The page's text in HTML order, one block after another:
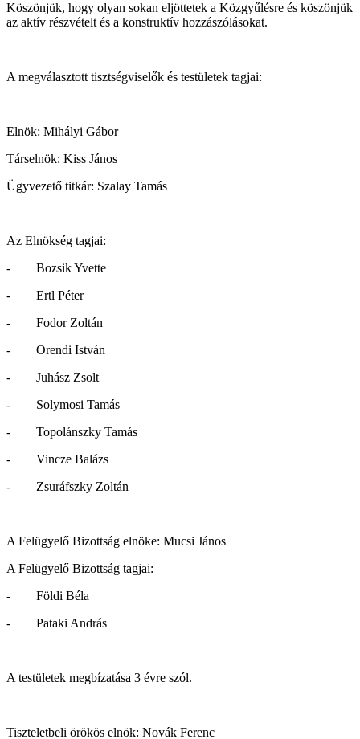
Köszönjük, hogy olyan sokan eljöttetek a Közgyűlésre és köszönjük
az aktív részvételt és a konstruktív hozzászólásokat.
A megválasztott tisztségviselők és testületek tagjai:
Elnök: Mihályi Gábor
Társelnök: Kiss János
Ügyvezető titkár: Szalay Tamás
Az Elnökség tagjai:
- Bozsik Yvette
- Ertl Péter
- Fodor Zoltán
- Orendi István
- Juhász Zsolt
- Solymosi Tamás
- Topolánszky Tamás
- Vincze Balázs
- Zsuráfszky Zoltán
A Felügyelő Bizottság elnöke: Mucsi János
A Felügyelő Bizottság tagjai:
- Földi Béla
- Pataki András
A testületek megbízatása 3 évre szól.
Tiszteletbeli örökös elnök: Novák Ferenc